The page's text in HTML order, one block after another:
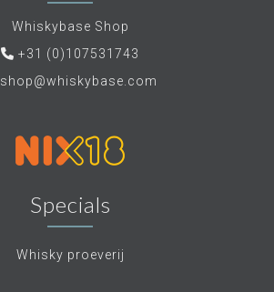
Whiskybase Shop
+31 (0)107531743
shop@whiskybase.com
Specials
Whisky proeverij